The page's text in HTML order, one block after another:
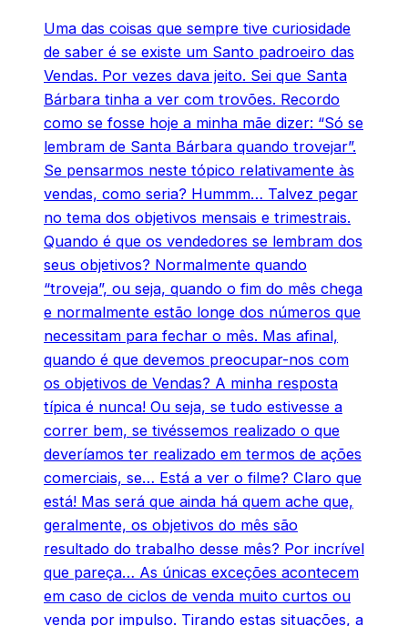
Uma das coisas que sempre tive curiosidade
de saber é se existe um Santo padroeiro das
Vendas. Por vezes dava jeito. Sei que Santa
Bárbara tinha a ver com trovões. Recordo
como se fosse hoje a minha mãe dizer: “Só se
lembram de Santa Bárbara quando trovejar”.
Se pensarmos neste tópico relativamente às
vendas, como seria? Hummm… Talvez pegar
no tema dos objetivos mensais e trimestrais.
Quando é que os vendedores se lembram dos
seus objetivos? Normalmente quando
“troveja”, ou seja, quando o fim do mês chega
e normalmente estão longe dos números que
necessitam para fechar o mês. Mas afinal,
quando é que devemos preocupar-nos com
os objetivos de Vendas? A minha resposta
típica é nunca! Ou seja, se tudo estivesse a
correr bem, se tivéssemos realizado o que
deveríamos ter realizado em termos de ações
comerciais, se… Está a ver o filme? Claro que
está! Mas será que ainda há quem ache que,
geralmente, os objetivos do mês são
resultado do trabalho desse mês? Por incrível
que pareça… As únicas exceções acontecem
em caso de ciclos de venda muito curtos ou
venda por impulso. Tirando estas situações, a